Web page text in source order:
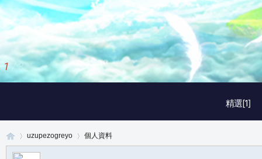
精選[1]
2 / 3
uzupezogreyo 個人資料